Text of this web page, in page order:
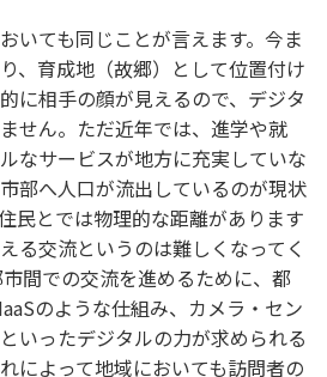
いても同じことが言えます。今ま
、育成地（故郷）として位置付け
に相手の顔が見えるので、デジタ
せん。ただ近年では、進学や就
なサービスが地方に充実していな
部へ人口が流出しているのが現状
民とでは物理的な距離があります
る交流というのは難しくなってく
間での交流を進めるために、都
のような仕組み、カメラ・セン
いったデジタルの力が求められる
によって地域においても訪問者の